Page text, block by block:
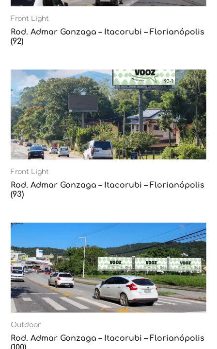
Front Light
Rod. Admar Gonzaga – Itacorubi – Florianópolis
(92)
Front Light
Rod. Admar Gonzaga – Itacorubi – Florianópolis
(93)
Outdoor
Rod. Admar Gonzaga – Itacorubi – Florianópolis